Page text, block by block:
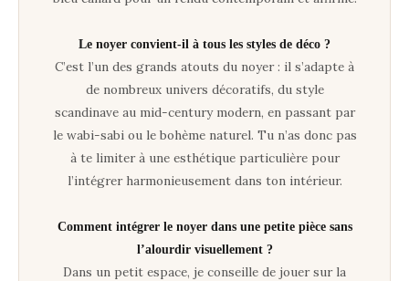
Le noyer convient-il à tous les styles de déco ?
C’est l’un des grands atouts du noyer : il s’adapte à
de nombreux univers décoratifs, du style
scandinave au mid-century modern, en passant par
le wabi-sabi ou le bohème naturel. Tu n’as donc pas
à te limiter à une esthétique particulière pour
l’intégrer harmonieusement dans ton intérieur.
Comment intégrer le noyer dans une petite pièce sans
l’alourdir visuellement ?
Dans un petit espace, je conseille de jouer sur la